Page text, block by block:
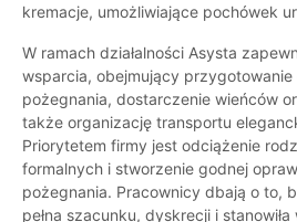
kremacje, umożliwiające pochówek
W ramach działalności Asysta
wsparcia, obejmujący przygotowanie
pożegnania, dostarczenie wieńców
także organizację transportu
Priorytetem firmy jest odciążenie
formalnych i stworzenie godnej
pożegnania. Pracownicy dbają o to,
pełna szacunku, dyskrecji i